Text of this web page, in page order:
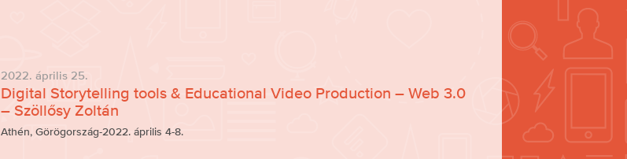
2022. április 25.
Digital Storytelling tools & Educational Video Production – Web 3.0
– Szöllősy Zoltán
Athén, Görögország-2022. április 4-8.